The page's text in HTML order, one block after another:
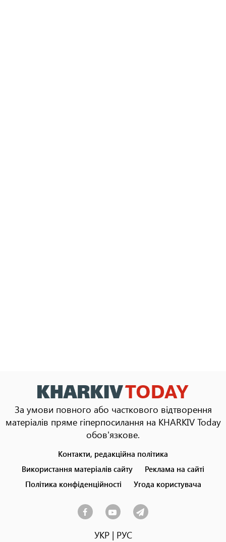
За умови повного або часткового відтворення
матеріалів пряме гіперпосилання на KHARKIV Today
обов'язкове.
menu
Контакти, редакційна політика
Використання матеріалів сайту
Реклама на сайті
Політика конфіденційності
Угода користувача
УКР| РУС